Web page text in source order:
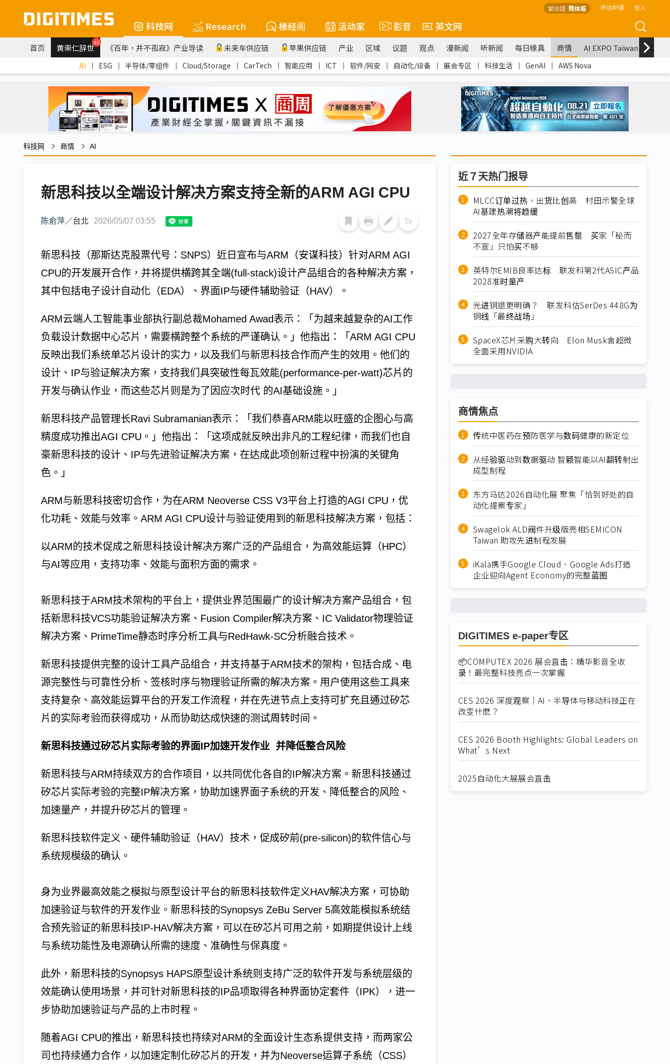
繁体版 简体版 评估申请 登入
科技网 Research 椽经阁 活动家 影音 英文网
首页 黄崇仁辞世40 《百年，并不孤寂》产业导读 未来车供应链 苹果供应链 产业 区域 议题 观点 漫新闻 听新闻 每日椽真 商情 AI EXPO Taiwan
AI ｜ ESG ｜ 半导体/零组件 ｜ Cloud/Storage ｜ CarTech ｜ 智能应用 ｜ ICT ｜ 软件/网安 ｜ 自动化/设备 ｜ 展会专区 ｜ 科技生活 ｜ GenAI ｜ AWS Nova
科技网 商情 AI
新思科技以全端设计解决方案支持全新的ARM AGI CPU
陈俞萍／台北 2026/05/07 03:55
新思科技（那斯达克股票代号：SNPS）近日宣布与ARM（安谋科技）针对ARM AGI
CPU的开发展开合作，并将提供横跨其全端(full-stack)设计产品组合的各种解决方案，
其中包括电子设计自动化（EDA）、界面IP与硬件辅助验证（HAV）。
ARM云端人工智能事业部执行副总裁Mohamed Awad表示：「为越来越复杂的AI工作
负载设计数据中心芯片，需要横跨整个系统的严谨确认。」他指出：「ARM AGI CPU
反映出我们系统单芯片设计的实力，以及我们与新思科技合作而产生的效用。他们的
设计、IP与验证解决方案，支持我们具突破性每瓦效能(performance-per-watt)芯片的
开发与确认作业，而这些芯片则是为了因应次时代 的AI基础设施。」
新思科技产品管理长Ravi Subramanian表示：「我们恭喜ARM能以旺盛的企图心与高
精度成功推出AGI CPU。」他指出：「这项成就反映出非凡的工程纪律，而我们也自
豪新思科技的设计、IP与先进验证解决方案，在达成此项创新过程中扮演的关键角
色。」
ARM与新思科技密切合作，为在ARM Neoverse CSS V3平台上打造的AGI CPU，优
化功耗、效能与效率。ARM AGI CPU设计与验证使用到的新思科技解决方案，包括：
以ARM的技术促成之新思科技设计解决方案广泛的产品组合，为高效能运算（HPC）
与AI等应用，支持功率、效能与面积方面的需求。
新思科技于ARM技术架构的平台上，提供业界范围最广的设计解决方案产品组合，包
括新思科技VCS功能验证解决方案、Fusion Compiler解决方案、IC Validator物理验证
解决方案、PrimeTime静态时序分析工具与RedHawk-SC分析融合技术。
新思科技提供完整的设计工具产品组合，并支持基于ARM技术的架构，包括合成、电
源完整性与可靠性分析、签核时序与物理验证所需的解决方案。用户使用这些工具来
支持复杂、高效能运算平台的开发工作流程，并在先进节点上支持可扩充且通过矽芯
片的实际考验而获得成功，从而协助达成快速的测试周转时间。
新思科技通过矽芯片实际考验的界面IP加速开发作业 并降低整合风险
新思科技与ARM持续双方的合作项目，以共同优化各自的IP解决方案。新思科技通过
矽芯片实际考验的完整IP解决方案，协助加速界面子系统的开发、降低整合的风险、
加速量产，并提升矽芯片的管理。
新思科技软件定义、硬件辅助验证（HAV）技术，促成矽前(pre-silicon)的软件信心与
系统规模级的确认。
身为业界最高效能之模拟与原型设计平台的新思科技软件定义HAV解决方案，可协助
加速验证与软件的开发作业。新思科技的Synopsys ZeBu Server 5高效能模拟系统结
合预先验证的新思科技IP-HAV解决方案，可以在矽芯片可用之前，如期提供设计上线
与系统功能性及电源确认所需的速度、准确性与保真度。
此外，新思科技的Synopsys HAPS原型设计系统则支持广泛的软件开发与系统层级的
效能确认使用场景，并可针对新思科技的IP品项取得各种界面协定套件（IPK），进一
步协助加速验证与产品的上市时程。
随着AGI CPU的推出，新思科技也持续对ARM的全面设计生态系提供支持，而两家公
司也持续通力合作，以加速定制化矽芯片的开发，并为Neoverse运算子系统（CSS）
近７天热门报导
MLCC订单过热、出货比创高 村田示警全球
AI基建热潮将趋缓
2027全年存储器产能提前售罄 买家「秘而
不宣」只怕买不够
英特尔EMIB良率达标 联发科第2代ASIC产品
2028准时量产
光进铜退更明确？ 联发科估SerDes 448G为
铜线「最终战场」
SpaceX芯片采购大转向 Elon Musk舍超微
全面采用NVIDIA
商情焦点
传统中医药在预防医学与数码健康的新定位
从经验驱动到数据驱动 智颖智能以AI翻转射出
成型制程
东方马达2026自动化展 聚焦「恰到好处的自
动化提案专家」
Swagelok ALD阀件升级版亮相SEMICON
Taiwan 助攻先进制程发展
iKala携手Google Cloud、Google Ads打造
企业迎向Agent Economy的完整蓝图
DIGITIMES e-paper专区
📦COMPUTEX 2026 展会直击：精华影音全收
录！最完整科技亮点一次掌握
CES 2026 深度观察｜AI、半导体与移动科技正在
改变什麽？
CES 2026 Booth Highlights: Global Leaders on
What’s Next
2025自动化大展展会直击